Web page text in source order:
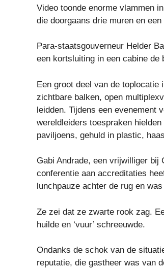
Video toonde enorme vlammen
die doorgaans drie muren en
Para-staatsgouverneur Helder
een kortsluiting in een cabine
Een groot deel van de toplocatie
zichtbare balken, open
leidden. Tijdens een evenement
wereldleiders toespraken
paviljoens, gehuld in plastic,
Gabi Andrade, een vrijwilliger bij
conferentie aan accreditaties
lunchpauze achter de rug en
Ze zei dat ze zwarte rook zag.
huilde en ‘vuur’ schreeuwde.
Ondanks de schok van de
reputatie, die gastheer was van